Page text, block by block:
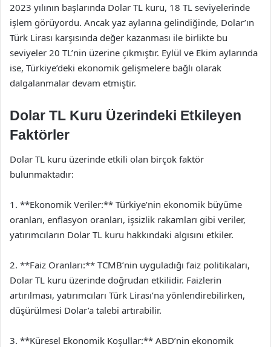
2023 yılının başlarında Dolar TL kuru, 18 TL seviyelerinde
işlem görüyordu. Ancak yaz aylarına gelindiğinde, Dolar’ın
Türk Lirası karşısında değer kazanması ile birlikte bu
seviyeler 20 TL’nin üzerine çıkmıştır. Eylül ve Ekim aylarında
ise, Türkiye’deki ekonomik gelişmelere bağlı olarak
dalgalanmalar devam etmiştir.
Dolar TL Kuru Üzerindeki Etkileyen
Faktörler
Dolar TL kuru üzerinde etkili olan birçok faktör
bulunmaktadır:
1. **Ekonomik Veriler:** Türkiye’nin ekonomik büyüme
oranları, enflasyon oranları, işsizlik rakamları gibi veriler,
yatırımcıların Dolar TL kuru hakkındaki algısını etkiler.
2. **Faiz Oranları:** TCMB’nin uyguladığı faiz politikaları,
Dolar TL kuru üzerinde doğrudan etkilidir. Faizlerin
artırılması, yatırımcıları Türk Lirası’na yönlendirebilirken,
düşürülmesi Dolar’a talebi artırabilir.
3. **Küresel Ekonomik Koşullar:** ABD’nin ekonomik